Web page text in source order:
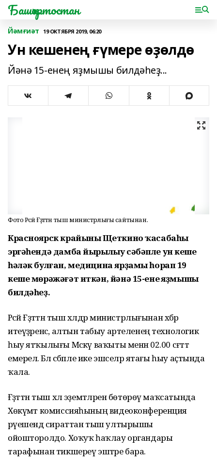
Башҡортостан
Йәмғиәт 19 ОКТЯБРЯ 2019, 06:20
Ун кешенең ғүмере өҙөлдө
Йәнә 15-енең яҙмышы билдәһеҙ...
Фото Рәсәй Ғәҙәттән тыш министрлығы сайтынан.
Красноярск крайының Щеткино ҡасабаһы
эргәһендә дамба йырылыу сәбәпле ун кеше
һәләк булған, медицина ярҙамы һорап 19
кеше мөрәжәғәт иткән, йәнә 15-енең яҙмышы
билдәһеҙ.
Рәсәй Ғәҙәттән тыш хәлдәр министрлығынан хәбәр
итеүҙәренсә, алтын табыу артеленең технологик
һыу ятҡылығы Мәскәү ваҡыты менән 02.00 сәғәттә
емерелә. Бәлә сәбәпле ике эшселәр ятағы һыу аҫтында
ҡала.
Ғәҙәттән тыш хәл эҙемтәләрен бөтөрөү маҡсатында
Хөкүмәт комиссияһының видеоконференция
рәүешендә сираттан тыш ултырышы
ойошторолдо. Хоҡуҡ һаҡлау органдары
тарафынан тикшереү эштәре бара.